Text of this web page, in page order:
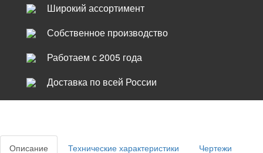
Широкий ассортимент
Собственное производство
Работаем с 2005 года
Доставка по всей России
Описание Технические характеристики Чертежи